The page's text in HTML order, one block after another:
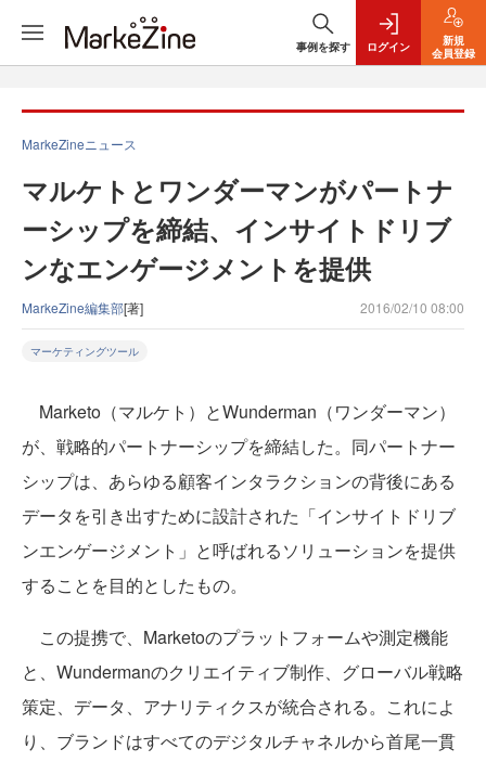
事例を探す ログイン
新規
会員登録
MarkeZineニュース
マルケトとワンダーマンがパートナ
ーシップを締結、インサイトドリブ
ンなエンゲージメントを提供
MarkeZine編集部[著] 2016/02/10 08:00
マーケティングツール
Marketo（マルケト）とWunderman（ワンダーマン）
が、戦略的パートナーシップを締結した。同パートナー
シップは、あらゆる顧客インタラクションの背後にある
データを引き出すために設計された「インサイトドリブ
ンエンゲージメント」と呼ばれるソリューションを提供
することを目的としたもの。
この提携で、Marketoのプラットフォームや測定機能
と、Wundermanのクリエイティブ制作、グローバル戦略
策定、データ、アナリティクスが統合される。これによ
り、ブランドはすべてのデジタルチャネルから首尾一貫